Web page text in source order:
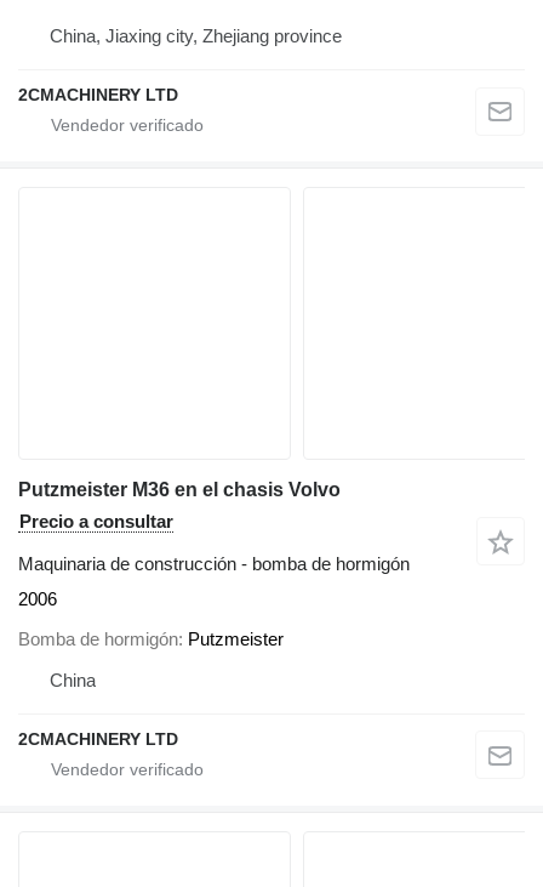
China, Jiaxing city, Zhejiang province
2CMACHINERY LTD
Putzmeister M36 en el chasis Volvo
Precio a consultar
Maquinaria de construcción - bomba de hormigón
2006
Bomba de hormigón Putzmeister
China
2CMACHINERY LTD